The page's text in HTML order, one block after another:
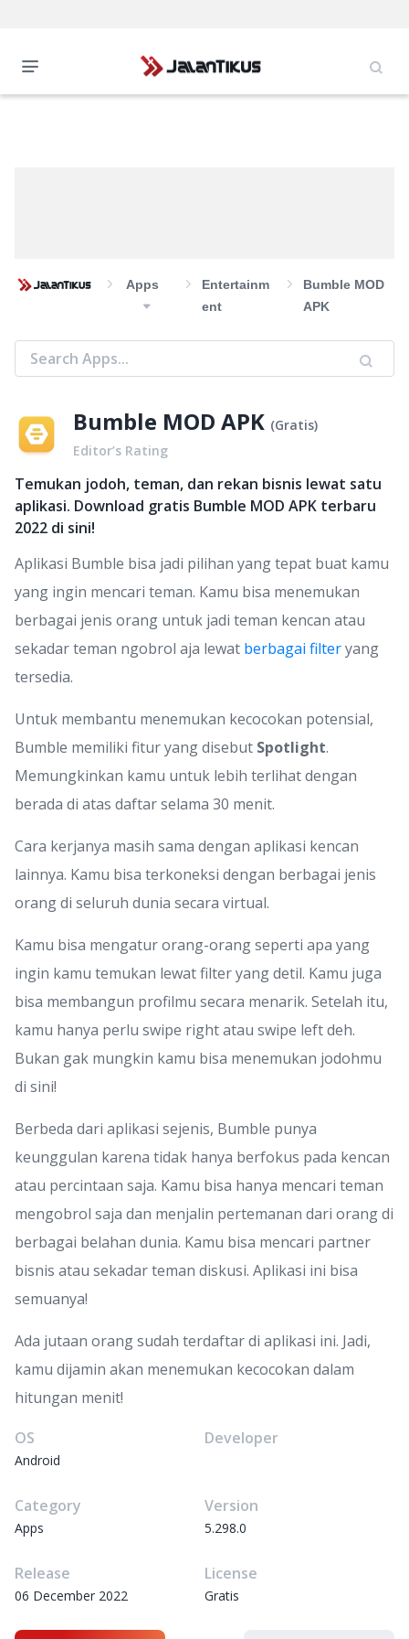
Apps
Entertainm
Ent
Bumble MOD
APK
Bumble MOD APK (Gratis)
Editor’s Rating
Temukan jodoh, teman, dan rekan bisnis lewat satu
aplikasi. Download gratis Bumble MOD APK terbaru
2022 di sini!
Aplikasi Bumble bisa jadi pilihan yang tepat buat kamu
yang ingin mencari teman. Kamu bisa menemukan
berbagai jenis orang untuk jadi teman kencan atau
sekadar teman ngobrol aja lewat berbagai filteryang
tersedia.
Untuk membantu menemukan kecocokan potensial,
Bumble memiliki fitur yang disebut Spotlight.
Memungkinkan kamu untuk lebih terlihat dengan
berada di atas daftar selama 30 menit.
Cara kerjanya masih sama dengan aplikasi kencan
lainnya. Kamu bisa terkoneksi dengan berbagai jenis
orang di seluruh dunia secara virtual.
Kamu bisa mengatur orang-orang seperti apa yang
ingin kamu temukan lewat filter yang detil. Kamu juga
bisa membangun profilmu secara menarik. Setelah itu,
kamu hanya perlu swipe right atau swipe left deh.
Bukan gak mungkin kamu bisa menemukan jodohmu
di sini!
Berbeda dari aplikasi sejenis, Bumble punya
keunggulan karena tidak hanya berfokus pada kencan
atau percintaan saja. Kamu bisa hanya mencari teman
mengobrol saja dan menjalin pertemanan dari orang di
berbagai belahan dunia. Kamu bisa mencari partner
bisnis atau sekadar teman diskusi. Aplikasi ini bisa
semuanya!
Ada jutaan orang sudah terdaftar di aplikasi ini. Jadi,
kamu dijamin akan menemukan kecocokan dalam
hitungan menit!
OS
Android
Developer
Category
Apps
Version
5.298.0
Release
06 December 2022
License
Gratis